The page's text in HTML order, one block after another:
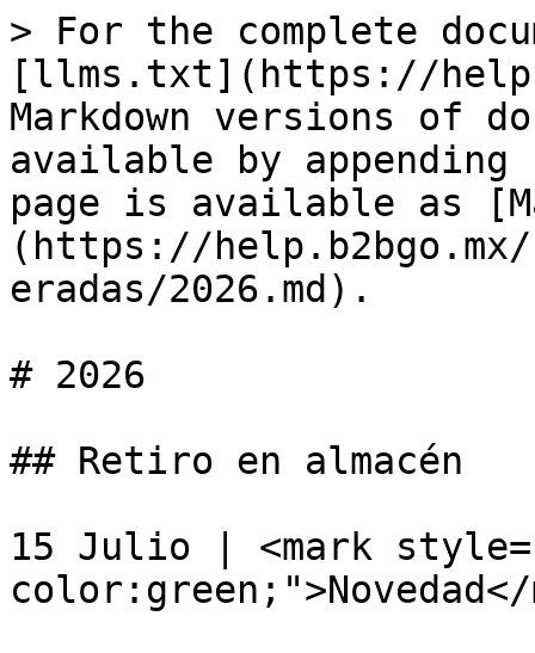
> For the complete
[llms.txt](https://
Markdown versions of
available by
page is available as
(https://
eradas/2026.md).
# 2026
## Retiro en almacén
15 Julio | <mark